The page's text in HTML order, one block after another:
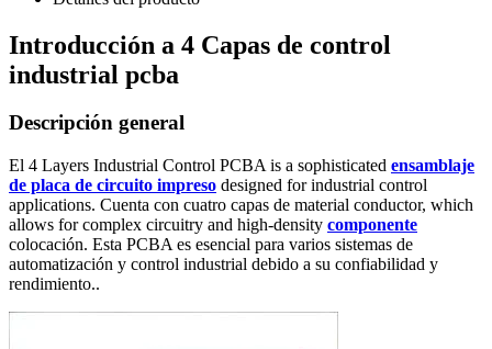
Introducción a 4 Capas de control
industrial pcba
Descripción general
El 4 Layers Industrial Control PCBA is a sophisticated ensamblaje
de placa de circuito impreso designed for industrial control
applications. Cuenta con cuatro capas de material conductor, which
allows for complex circuitry and high-density componente
colocación. Esta PCBA es esencial para varios sistemas de
automatización y control industrial debido a su confiabilidad y
rendimiento..